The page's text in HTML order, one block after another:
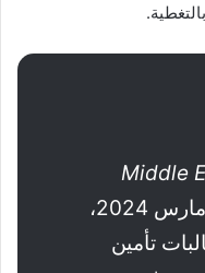
Middle
في مارس 2024،
مطالبات تأمين